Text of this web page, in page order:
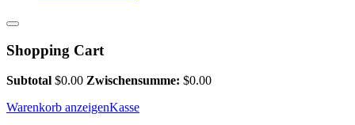
Shopping Cart
Subtotal $0.00 Zwischensumme: $0.00
Warenkorb anzeigenKasse